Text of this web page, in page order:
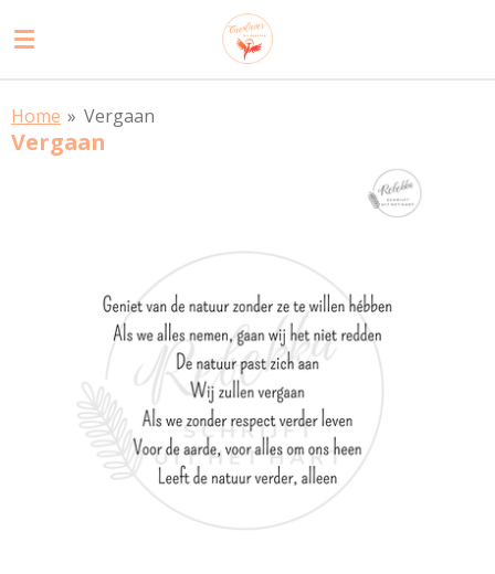
direct
hoofdinhoud
Home » Vergaan
Vergaan